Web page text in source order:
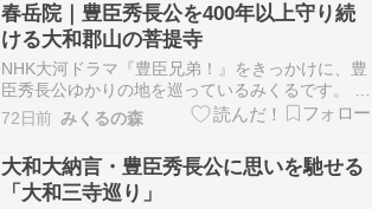
春岳院｜豊臣秀長公を400年以上守り続
ける大和郡山の菩提寺
NHK大河ドラマ『豊臣兄弟！』をきっかけに、豊
臣秀長公ゆかりの地を巡っているみくるです。 先
日、「大和大納言 豊臣秀長公 思いを馳せる大和
三寺巡り」の一環として、大和郡山市にある「春
岳院（しゅんがくいん）」を参拝してきました。
秀長公ゆかりのお寺として知られる春岳院です
が、実際…
72日前 みくるの森
大和大納言・豊臣秀長公に思いを馳せる
「大和三寺巡り」